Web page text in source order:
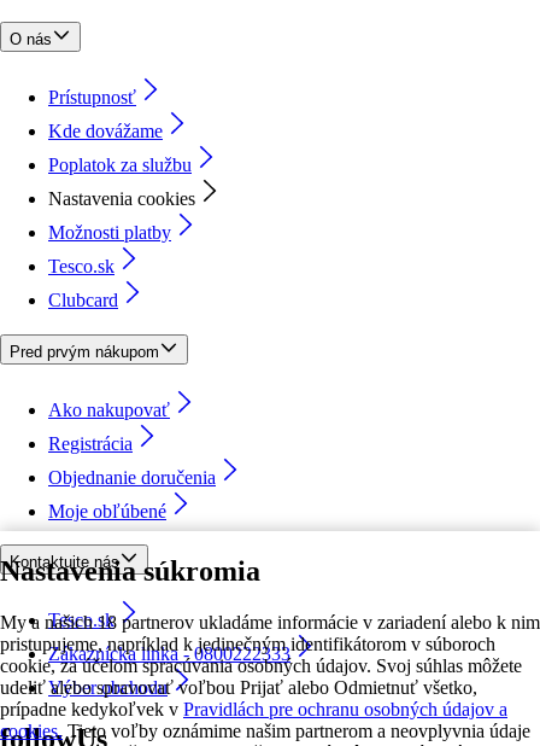
Nastavenia súkromia
My a našich 18 partnerov ukladáme informácie v zariadení alebo k nim
pristupujeme, napríklad k jedinečným identifikátorom v súboroch
cookie, za účelom spracúvania osobných údajov. Svoj súhlas môžete
udeliť alebo spravovať voľbou Prijať alebo Odmietnuť všetko,
prípadne kedykoľvek v Pravidlách pre ochranu osobných údajov a
cookies. Tieto voľby oznámime našim partnerom a neovplyvnia údaje
O nás
Prístupnosť
Kde dovážame
Poplatok za službu
Nastavenia cookies
Možnosti platby
Tesco.sk
Clubcard
Pred prvým nákupom
Ako nakupovať
Registrácia
Objednanie doručenia
Moje obľúbené
Kontaktujte nás
Tesco.sk
Zákaznícka linka - 0800222333
Výber obchodu
followUs